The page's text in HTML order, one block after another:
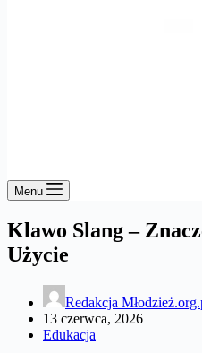
Menu
Klawo Slang –
Użycie
Redakcja
13 czerwca, 2026
Edukacja